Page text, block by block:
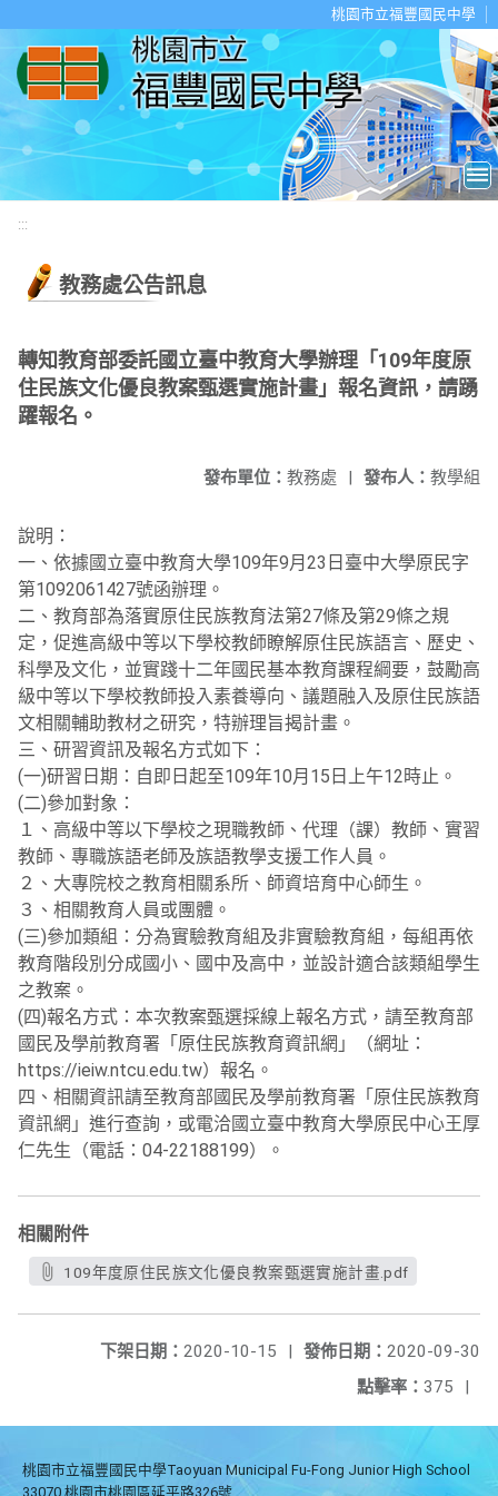
桃園市立福豐國民中學
:::
教務處公告訊息
轉知教育部委託國立臺中教育大學辦理「109年度原
住民族文化優良教案甄選實施計畫」報名資訊，請踴
躍報名。
發布人： 教學組
發布單位： 教務處 |
說明：
一、依據國立臺中教育大學109年9月23日臺中大學原民字
第1092061427號函辦理。
二、教育部為落實原住民族教育法第27條及第29條之規
定，促進高級中等以下學校教師瞭解原住民族語言、歷史、
科學及文化，並實踐十二年國民基本教育課程綱要，鼓勵高
級中等以下學校教師投入素養導向、議題融入及原住民族語
文相關輔助教材之研究，特辦理旨揭計畫。
三、研習資訊及報名方式如下：
(一)研習日期：自即日起至109年10月15日上午12時止。
(二)參加對象：
１、高級中等以下學校之現職教師、代理（課）教師、實習
教師、專職族語老師及族語教學支援工作人員。
２、大專院校之教育相關系所、師資培育中心師生。
３、相關教育人員或團體。
(三)參加類組：分為實驗教育組及非實驗教育組，每組再依
教育階段別分成國小、國中及高中，並設計適合該類組學生
之教案。
(四)報名方式：本次教案甄選採線上報名方式，請至教育部
國民及學前教育署「原住民族教育資訊網」（網址：
https://ieiw.ntcu.edu.tw）報名。
四、相關資訊請至教育部國民及學前教育署「原住民族教育
資訊網」進行查詢，或電洽國立臺中教育大學原民中心王厚
仁先生（電話：04-22188199）。
相關附件
109年度原住民族文化優良教案甄選實施計畫.pdf
發佈日期： 2020-09-30
下架日期： 2020-10-15
|
點擊率： 375 |
桃園市立福豐國民中學Taoyuan Municipal Fu-Fong Junior High School
33070 桃園市桃園區延平路326號